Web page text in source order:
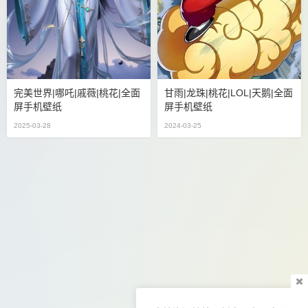
完美世界|哪吒|戚薇|桃花|全面
屏手机壁纸
2025-03-28
甘雨|龙珠|桃花|LOL|天鹅|全面
屏手机壁纸
2024-03-25